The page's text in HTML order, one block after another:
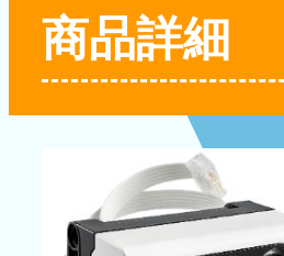
商品詳細